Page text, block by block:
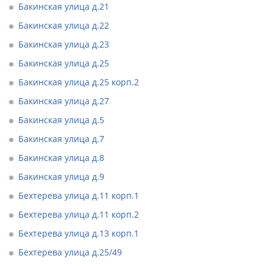
Бакинская улица д.21
Бакинская улица д.22
Бакинская улица д.23
Бакинская улица д.25
Бакинская улица д.25 корп.2
Бакинская улица д.27
Бакинская улица д.5
Бакинская улица д.7
Бакинская улица д.8
Бакинская улица д.9
Бехтерева улица д.11 корп.1
Бехтерева улица д.11 корп.2
Бехтерева улица д.13 корп.1
Бехтерева улица д.25/49